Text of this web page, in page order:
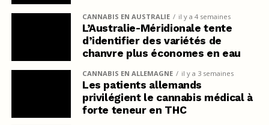
CANNABIS EN AUSTRALIE il y a 4 semaines
L’Australie-Méridionale tente
d’identifier des variétés de
chanvre plus économes en eau
CANNABIS EN ALLEMAGNE il y a 3 semaines
Les patients allemands
privilégient le cannabis médical à
forte teneur en THC